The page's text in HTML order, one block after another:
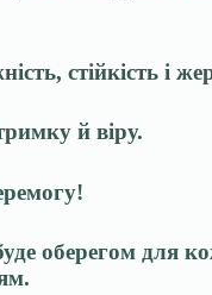
стійкість і
й віру.
оберегом для